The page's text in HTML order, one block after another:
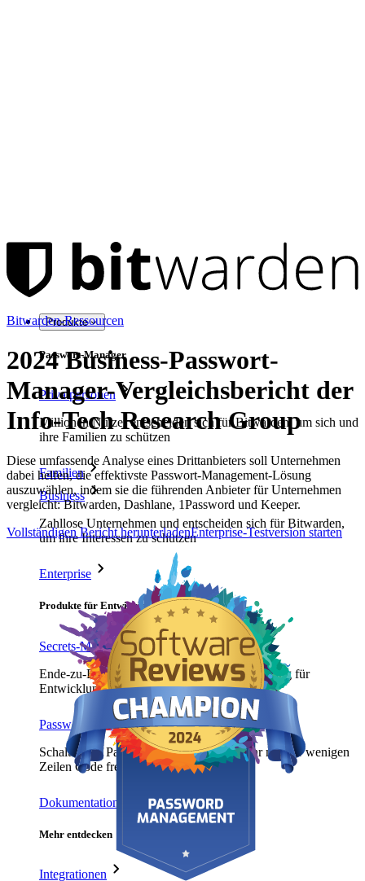
Produkte
Passwort-Manager
Privatpersonen
Millionen Nutzer entscheiden sich für Bitwarden, um sich und
ihre Familien zu schützen
Familien
Business
Zahllose Unternehmen und entscheiden sich für Bitwarden,
um ihre Interessen zu schützen
Enterprise
Produkte für Entwickler
Secrets-Manager entdecken
Ende-zu-Ende-verschlüsselte Secrets-Verwaltung für
Entwicklungs-, DevOps- und IT-Teams
Passwordless.dev und Passkeys
Schalten Sie Passkey-Funktionen und mehr mit nur wenigen
Zeilen Code frei
Dokumentation für Entwickler
Mehr entdecken
Integrationen
Bitwarden-Ressourcen
2024 Business-Passwort-
Manager-Vergleichsbericht der
Info-Tech Research Group
Diese umfassende Analyse eines Drittanbieters soll Unternehmen
dabei helfen, die effektivste Passwort-Management-Lösung
auszuwählen, indem sie die führenden Anbieter für Unternehmen
vergleicht: Bitwarden, Dashlane, 1Password und Keeper.
Vollständigen Bericht herunterladenEnterprise-Testversion starten